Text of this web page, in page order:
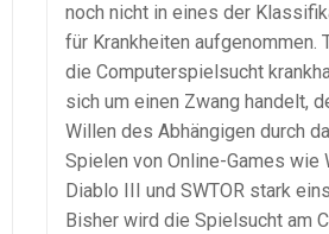
noch nicht in eines der
für Krankheiten aufgenommen.
die Computerspielsucht
sich um einen Zwang handelt,
Willen des Abhängigen durch
Spielen von Online-Games wie
Diablo III und SWTOR stark
Bisher wird die Spielsucht am